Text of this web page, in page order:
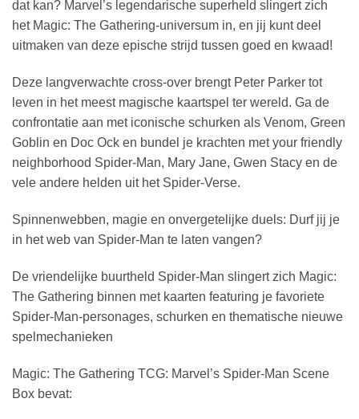
dat kan? Marvel’s legendarische superheld slingert zich
het Magic: The Gathering-universum in, en jij kunt deel
uitmaken van deze epische strijd tussen goed en kwaad!
Deze langverwachte cross-over brengt Peter Parker tot
leven in het meest magische kaartspel ter wereld. Ga de
confrontatie aan met iconische schurken als Venom, Green
Goblin en Doc Ock en bundel je krachten met your friendly
neighborhood Spider-Man, Mary Jane, Gwen Stacy en de
vele andere helden uit het Spider-Verse.
Spinnenwebben, magie en onvergetelijke duels: Durf jij je
in het web van Spider-Man te laten vangen?
De vriendelijke buurtheld Spider-Man slingert zich Magic:
The Gathering binnen met kaarten featuring je favoriete
Spider-Man-personages, schurken en thematische nieuwe
spelmechanieken
Magic: The Gathering TCG: Marvel’s Spider-Man Scene
Box bevat: